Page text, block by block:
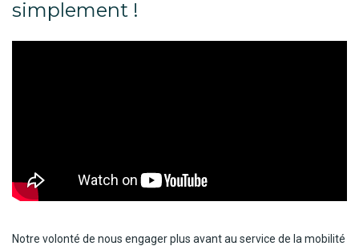
simplement !
Notre volonté de nous engager plus avant au service de la mobilité